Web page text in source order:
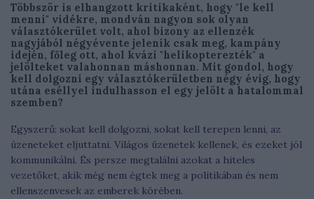
Többször is elhangzott kritikaként, hogy "le kell
menni" vidékre, mondván nagyon sok olyan
választókerület volt, ahol bizony az ellenzék
nagyjából négyévente jelenik csak meg, kampány
idején, főleg ott, ahol kvázi "helikopterezték" a
jelölteket valahonnan máshonnan. Mit gondol, hogy
kell dolgozni egy választókerületben négy évig, hogy
utána eséllyel indulhasson el egy jelölt a hatalommal
szemben?
Egyszerű: sokat kell dolgozni, sokat kell terepen lenni, az
üzeneteket eljuttatni. Világos üzenetek kellenek, és ezeket jól
kommunikálni. És persze megtalálni azokat a hiteles
vezetőket, akik még nem égtek meg a politikában és nem
ellenszenvesek az emberek körében.